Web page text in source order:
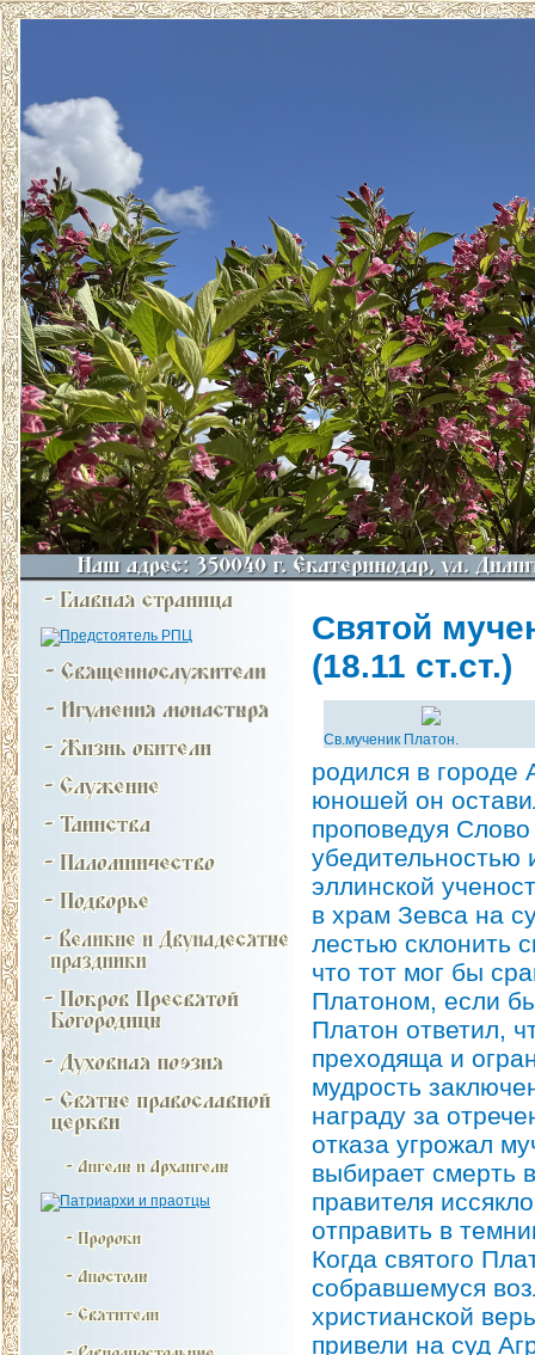
Святой
(18.11 ст.ст.)
Св.мученик Платон.
родился в городе
юношей он
проповедуя
убедительностью
эллинской
в храм Зевса на
лестью склонить
что тот мог бы
Платоном, если
Платон ответил,
преходяща и
мудрость
награду за
отказа угрожал
выбирает смерть
правителя
отправить в
Когда святого
собравшемуся
христианской
привели на суд